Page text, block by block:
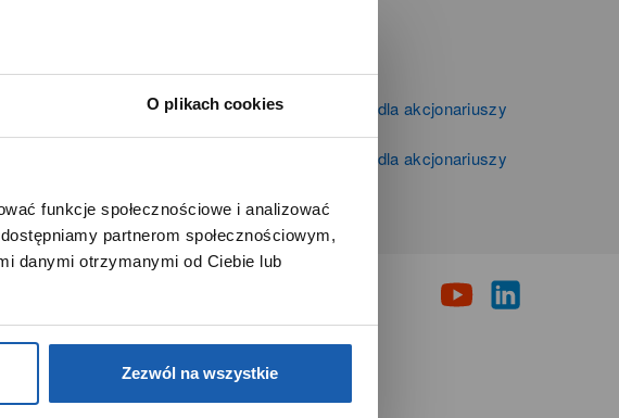
O plikach cookies
funkcje społecznościowe i analizować
partnerom społecznościowym,
danymi otrzymanymi od Ciebie lub
Zezwól na wszystkie
Riff
Kontakt dla mediów
Informacje firmowe i dla akcjonariuszy
Zibi S.A.
Informacje firmowe i dla akcjonariuszy
statystycznych i
w tej witrynie,
preferencje.
SERWISU